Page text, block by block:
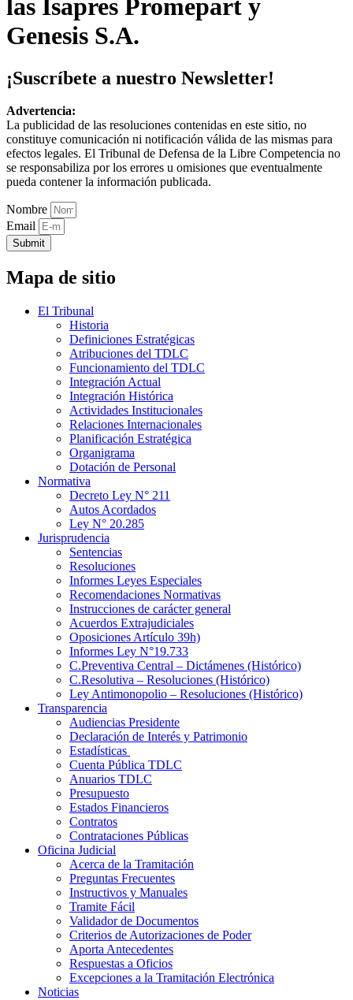
las Isapres Promepart y
Genesis S.A.
¡Suscríbete a nuestro Newsletter!
Advertencia:
La publicidad de las resoluciones contenidas en este sitio, no
constituye comunicación ni notificación válida de las mismas para
efectos legales. El Tribunal de Defensa de la Libre Competencia no
se responsabiliza por los errores u omisiones que eventualmente
pueda contener la información publicada.
Nombre
Email
Submit
Mapa de sitio
El Tribunal
Historia
Definiciones Estratégicas
Atribuciones del TDLC
Funcionamiento del TDLC
Integración Actual
Integración Histórica
Actividades Institucionales
Relaciones Internacionales
Planificación Estratégica
Organigrama
Dotación de Personal
Normativa
Decreto Ley N° 211
Autos Acordados
Ley N° 20.285
Jurisprudencia
Sentencias
Resoluciones
Informes Leyes Especiales
Recomendaciones Normativas
Instrucciones de carácter general
Acuerdos Extrajudiciales
Oposiciones Artículo 39h)
Informes Ley N°19.733
C.Preventiva Central – Dictámenes (Histórico)
C.Resolutiva – Resoluciones (Histórico)
Ley Antimonopolio – Resoluciones (Histórico)
Transparencia
Audiencias Presidente
Declaración de Interés y Patrimonio
Estadísticas
Cuenta Pública TDLC
Anuarios TDLC
Presupuesto
Estados Financieros
Contratos
Contrataciones Públicas
Oficina Judicial
Acerca de la Tramitación
Preguntas Frecuentes
Instructivos y Manuales
Tramite Fácil
Validador de Documentos
Criterios de Autorizaciones de Poder
Aporta Antecedentes
Respuestas a Oficios
Excepciones a la Tramitación Electrónica
Noticias